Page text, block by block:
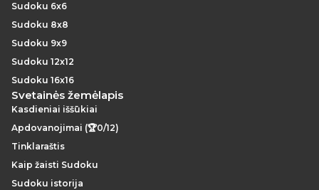
Sudoku 6x6
Sudoku 8x8
Sudoku 9x9
Sudoku 12x12
Sudoku 16x16
Svetainės žemėlapis
Kasdieniai iššūkiai
Apdovanojimai (🏆0/12)
Tinklaraštis
Kaip žaisti Sudoku
Sudoku istorija